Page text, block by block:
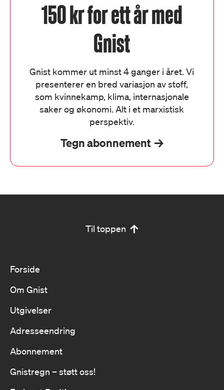
150 kr for ett år med
Gnist
Gnist kommer ut minst 4 ganger i året. Vi
presenterer en bred variasjon av stoff,
som kvinnekamp, klima, internasjonale
saker og økonomi. Alt i et marxistisk
perspektiv.
Tegn abonnement
Til toppen
Forside
Om Gnist
Utgivelser
Adresseendring
Abonnement
Gnistregn – støtt oss!